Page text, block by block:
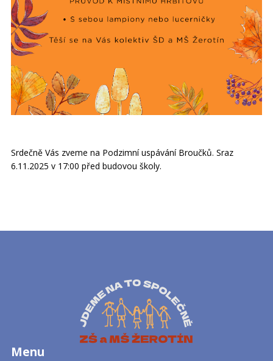
Srdečně Vás zveme na Podzimní uspávání Broučků. Sraz
6.11.2025 v 17:00 před budovou školy.
Menu